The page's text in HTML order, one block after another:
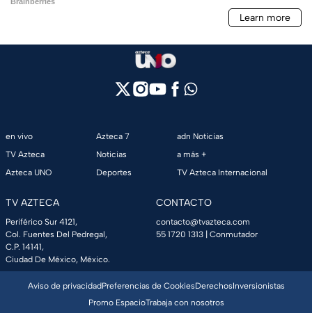
en vivo
TV Azteca
Azteca UNO
Azteca 7
Noticias
Deportes
adn Noticias
a más +
TV Azteca Internacional
TV AZTECA
Periférico Sur 4121,
Col. Fuentes Del Pedregal,
C.P. 14141,
Ciudad De México, México.
CONTACTO
contacto@tvazteca.com
55 1720 1313 | Conmutador
Aviso de privacidadPreferencias de CookiesDerechosInversionistas
Promo EspacioTrabaja con nosotros